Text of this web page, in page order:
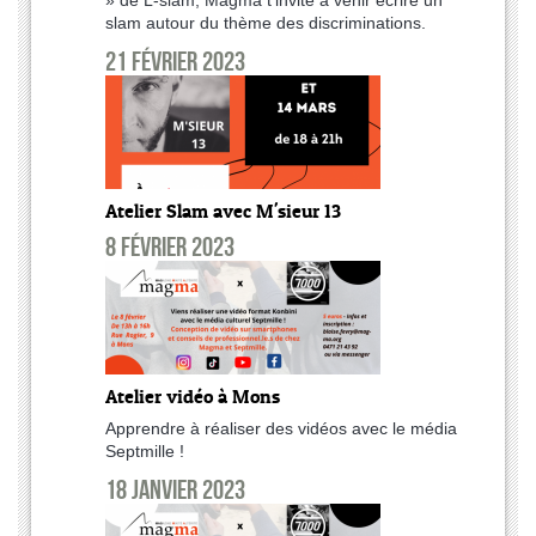
slam autour du thème des discriminations.
21 février 2023
Atelier Slam avec M'sieur 13
8 février 2023
Atelier vidéo à Mons
Apprendre à réaliser des vidéos avec le média
Septmille !
18 janvier 2023